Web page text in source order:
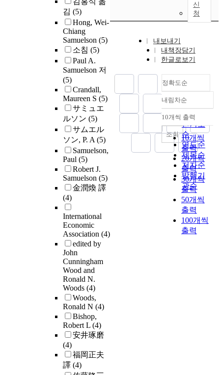
김 (5)
Hong, Wei-
Chiang
Samuelson (5)
소침 (5)
Paul A.
Samuelson 저
(5)
Crandall,
Maureen S (5)
サミュエ
ルソン (5)
サムエル
ソン, P. A(5)
Samuelson,
Paul (5)
Robert J.
Samuelson (5)
金潤煥 譯
(4)
International
Economic
Association (4)
edited by
John
Cunningham
Wood and
Ronald N.
Woods (4)
Woods,
Ronald N (4)
Bishop,
Robert L (4)
安井琢磨
(4)
福岡正夫
譯 (4)
신
청
내보내기
내책장담기
한글로보기
정확도순
정확도
순
인기도
순
연도순
제목순
저자순
발행기
관순
내림차순
내림차순
10개씩 출력
10개씩
출력
20개씩
출력
30개씩
출력
50개씩
출력
100개씩
출력
조회